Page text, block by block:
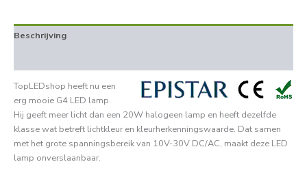
Beschrijving
TopLEDshop heeft nu een
erg mooie G4 LED lamp.
Hij geeft meer licht dan een 20W halogeen lamp en heeft dezelfde
klasse wat betreft lichtkleur en kleurherkenningswaarde. Dat samen
met het grote spanningsbereik van 10V-30V DC/AC, maakt deze LED
lamp onverslaanbaar.